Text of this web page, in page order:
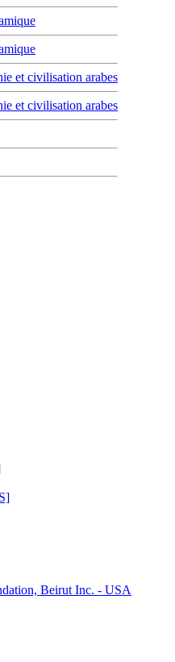
et civilisation arabes
et civilisation arabes
Beirut Inc. - USA